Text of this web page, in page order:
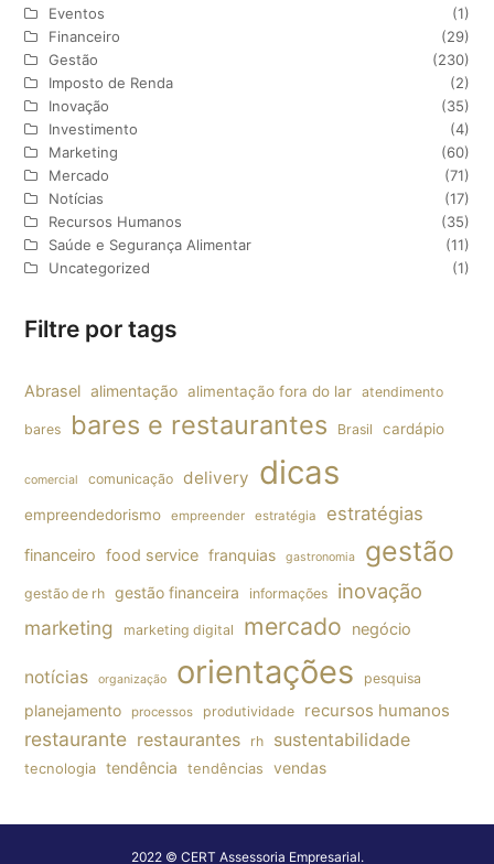
Eventos
(1)
Financeiro
(29)
Gestão
(230)
Imposto de Renda
(2)
Inovação
(35)
Investimento
(4)
Marketing
(60)
Mercado
(71)
Notícias
(17)
Recursos Humanos
(35)
Saúde e Segurança Alimentar
(11)
Uncategorized
(1)
Filtre por tags
Abrasel alimentação alimentação fora do lar atendimento
bares bares e restaurantes Brasil cardápio
comercial comunicação delivery dicas
empreendedorismo empreender estratégia estratégias
financeiro food service franquias gastronomia gestão
gestão de rh gestão financeira informações inovação
marketing marketing digital mercado negócio
notícias organização orientações pesquisa
planejamento processos produtividade recursos humanos
restaurante restaurantes rh sustentabilidade
tecnologia tendência tendências vendas
2022 © CERT Assessoria Empresarial.